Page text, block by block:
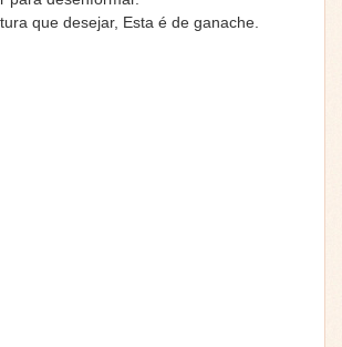
que desejar, Esta é de ganache.